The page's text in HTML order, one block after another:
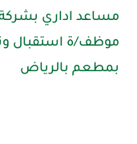
مساعد اداري
بمطعم بالرياض